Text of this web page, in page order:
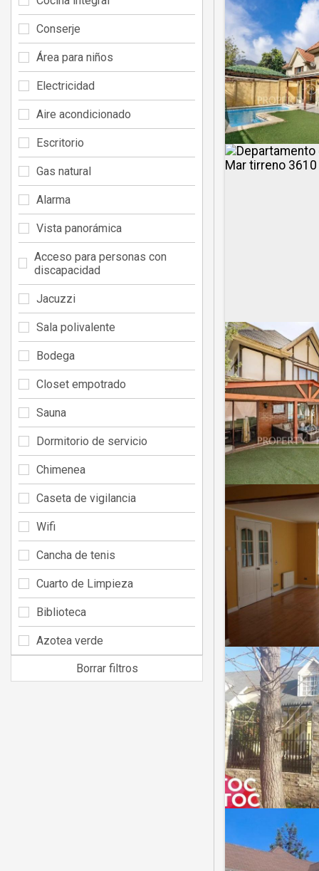
Conserje
Área para niños
Electricidad
Aire acondicionado
Escritorio
Gas natural
Alarma
Vista panorámica
Acceso para personas con
discapacidad
Jacuzzi
Sala polivalente
Bodega
Closet empotrado
Sauna
Dormitorio de servicio
Chimenea
Caseta de vigilancia
Wifi
Cancha de tenis
Cuarto de Limpieza
Biblioteca
Azotea verde
Borrar filtros